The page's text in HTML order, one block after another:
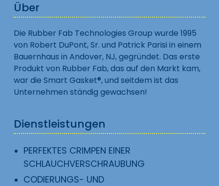
Über
Die Rubber Fab Technologies Group wurde 1995
von Robert DuPont, Sr. und Patrick Parisi in einem
Bauernhaus in Andover, NJ, gegründet. Das erste
Produkt von Rubber Fab, das auf den Markt kam,
war die Smart Gasket®, und seitdem ist das
Unternehmen ständig gewachsen!
Dienstleistungen
PERFEKTES CRIMPEN EINER
SCHLAUCHVERSCHRAUBUNG
CODIERUNGS- UND